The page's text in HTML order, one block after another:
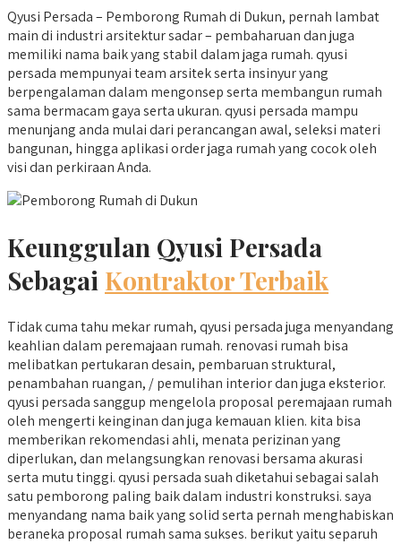
Qyusi Persada – Pemborong Rumah di Dukun, pernah lambat
main di industri arsitektur sadar – pembaharuan dan juga
memiliki nama baik yang stabil dalam jaga rumah. qyusi
persada mempunyai team arsitek serta insinyur yang
berpengalaman dalam mengonsep serta membangun rumah
sama bermacam gaya serta ukuran. qyusi persada mampu
menunjang anda mulai dari perancangan awal, seleksi materi
bangunan, hingga aplikasi order jaga rumah yang cocok oleh
visi dan perkiraan Anda.
Keunggulan Qyusi Persada
Sebagai Kontraktor Terbaik
Tidak cuma tahu mekar rumah, qyusi persada juga menyandang
keahlian dalam peremajaan rumah. renovasi rumah bisa
melibatkan pertukaran desain, pembaruan struktural,
penambahan ruangan, / pemulihan interior dan juga eksterior.
qyusi persada sanggup mengelola proposal peremajaan rumah
oleh mengerti keinginan dan juga kemauan klien. kita bisa
memberikan rekomendasi ahli, menata perizinan yang
diperlukan, dan melangsungkan renovasi bersama akurasi
serta mutu tinggi. qyusi persada suah diketahui sebagai salah
satu pemborong paling baik dalam industri konstruksi. saya
menyandang nama baik yang solid serta pernah menghabiskan
beraneka proposal rumah sama sukses. berikut yaitu separuh